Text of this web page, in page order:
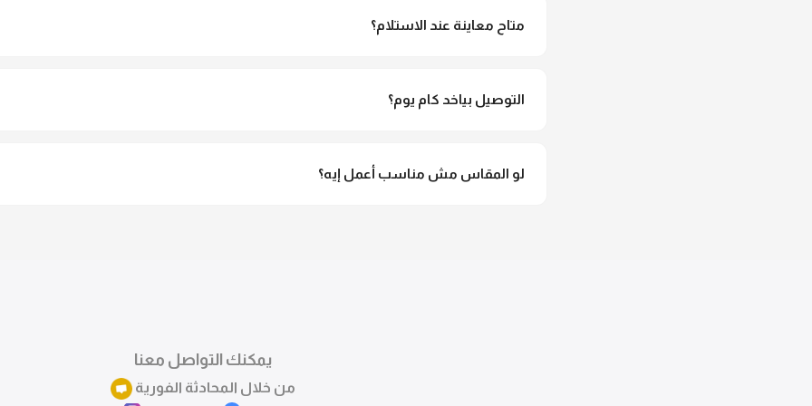
متاح معاينة عند الاستلام؟
التوصيل بياخد كام يوم؟
لو المقاس مش مناسب أعمل إيه؟
يمكنك التواصل معنا
من خلال المحادثة الفورية